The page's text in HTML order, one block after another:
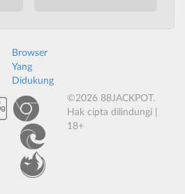
Browser
Yang
Didukung
©2026 88JACKPOT.
Hak cipta dilindungi |
18+